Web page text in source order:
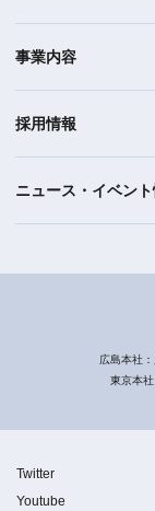
事業内容
採用情報
ニュース・イベン
広島本社
東京本
Twitter
Youtube